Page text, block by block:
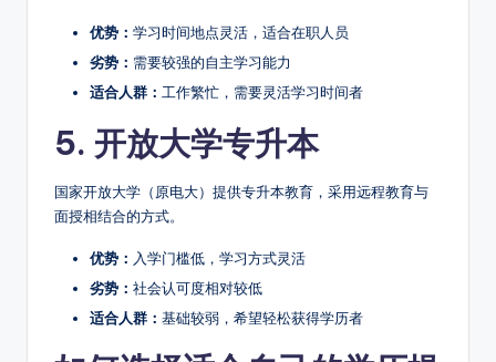
优势： 学习时间地点灵活，适合在职人员
劣势： 需要较强的自主学习能力
适合人群： 工作繁忙，需要灵活学习时间者
5. 开放大学专升本
国家开放大学（原电大）提供专升本教育，采用远程教育与
面授相结合的方式。
优势： 入学门槛低，学习方式灵活
劣势： 社会认可度相对较低
适合人群： 基础较弱，希望轻松获得学历者